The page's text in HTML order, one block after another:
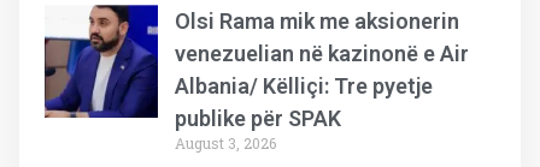
Olsi Rama mik me aksionerin
venezuelian në kazinonë e Air
Albania/ Këlliçi: Tre pyetje
publike për SPAK
August 3, 2026